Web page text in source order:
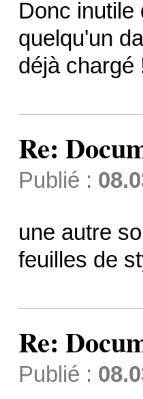
Donc inutile
quelqu'un
déjà chargé
Re:
Publié :
une autre
feuilles de
Re:
Publié :